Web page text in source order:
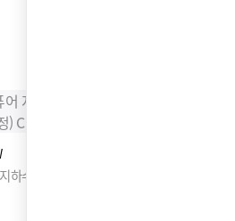
하수 정수기 하프형 (냉온정)